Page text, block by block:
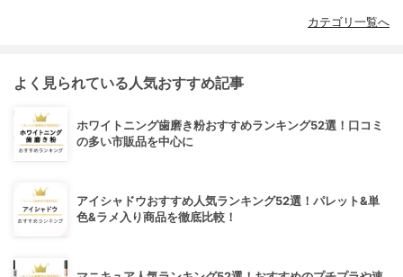
カテゴリ一覧へ
よく見られている人気おすすめ記事
ホワイトニング歯磨き粉おすすめランキング52選！口コミ
の多い市販品を中心に
アイシャドウおすすめ人気ランキング52選！パレット&単
色&ラメ入り商品を徹底比較！